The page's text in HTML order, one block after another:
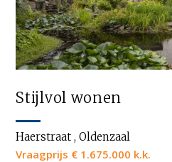
Stijlvol wonen
Haerstraat , Oldenzaal
Vraagprijs € 1.675.000 k.k.